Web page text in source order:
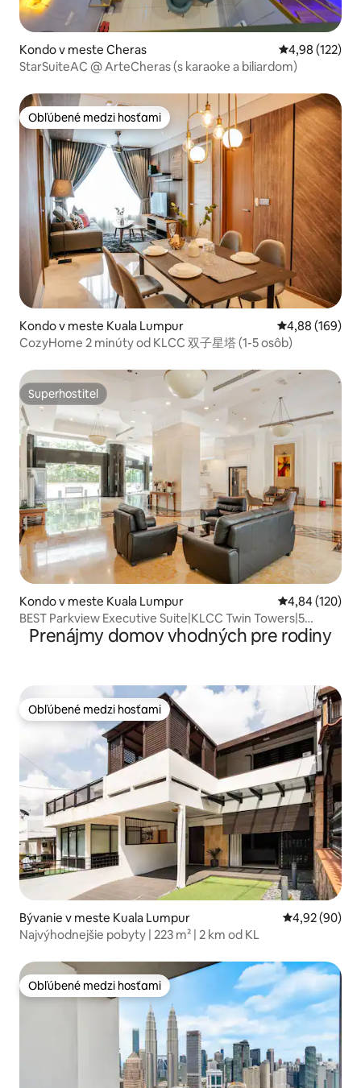
Kondo v meste Cheras Priemerné
4,98 (122)
StarSuiteAC @ ArteCheras (s karaoke a biliardom)
Obľúbené medzi hosťami
Obľúbené medzi hosťami
Kondo v meste Kuala Lumpur Priemerné
4,88 (169)
CozyHome 2 minúty od KLCC 双子星塔 (1-5 osôb)
Superhostiteľ
Superhostiteľ
Kondo v meste Kuala Lumpur Priemerné
4,84 (120)
BEST Parkview Executive Suite|KLCC Twin Towers|5
minút|Najlepšie apartmány pre služobné cesty
Prenájmy domov vhodných pre rodiny
Obľúbené medzi hosťami
Obľúbené medzi hosťami
Bývanie v meste Kuala Lumpur Priemerné
4,92 (90)
Najvýhodnejšie pobyty | 223 m² | 2 km od KL
Obľúbené medzi hosťami
Obľúbené medzi hosťami